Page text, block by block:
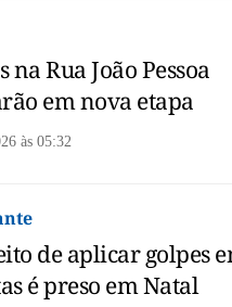
na Rua João Pessoa
em nova etapa
às05:32
de aplicar golpes
é preso em Natal